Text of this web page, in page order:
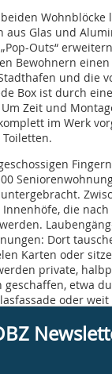
Wohnblöcke
aus Glas und
Outs“
Bewohnern
und die
Box ist durch
Zeit und
im Werk
die
Dort
Karten oder
private,
etwa
oder
aus
Blick ins
können und